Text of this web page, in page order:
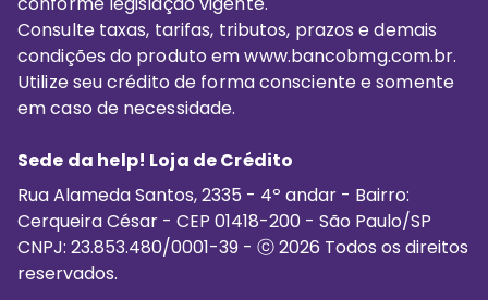
Consulte taxas, tarifas, tributos, prazos e demais
condições do produto em www.bancobmg.com.br.
Utilize seu crédito de forma consciente e somente
em caso de necessidade.
Sede da help! Loja de Crédito
Rua Alameda Santos, 2335 - 4º andar - Bairro:
Cerqueira César - CEP ‍01418-200 - São Paulo/SP
CNPJ: 23.853.480/0001-39 - ⓒ 2026 Todos os direitos
reservados.